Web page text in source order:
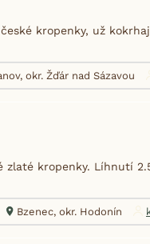
kropenky, už
okr. Žďár nad Sázavou
zlaté kropenky. Líhnutí
Bzenec, okr. Hodonín